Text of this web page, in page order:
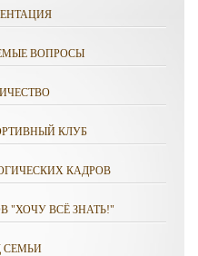
ВОПРОСЫ
КЛУБ
КАДРОВ
"ХОЧУ ВСЁ ЗНАТЬ!"
СЕМЬИ